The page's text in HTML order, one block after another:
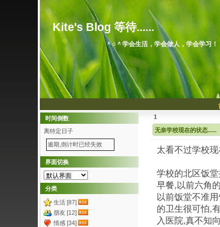
Kite's Blog 等待......
＾○＾学会生活，学会做人，学会学习！
1
无奈学校现在的状态......
太看不过学校
学校的北区饭
早餐,以前六角
以前饭堂不准
的卫生很可怕,
入医院,真不知
时间倒数
离特定日子
逾期,倒计时已经失效
界面切换
分类
生活 [87]
朋友 [12]
情感 [34]